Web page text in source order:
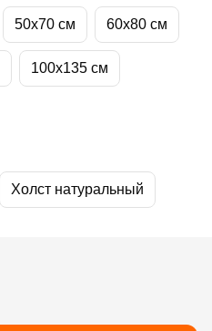
50х70 см 60х80 см
100х135 см
Холст натуральный